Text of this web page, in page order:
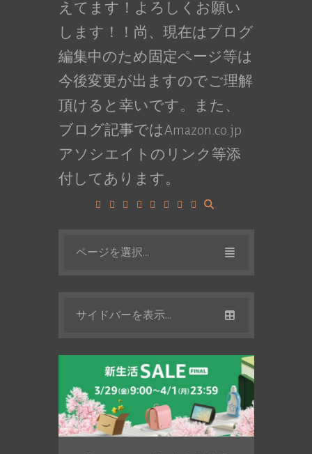
えてます！よろしくお願い
します！！尚、現在はブログ
編集中のため固定ページ等は
今後変更が出ますのでご理解
頂けると幸いです。また、
ブログ記事ではAmazon.co.jp
アソシエイトのリンク等添
付してあります。
ページを選択...
サイドバーを表示...